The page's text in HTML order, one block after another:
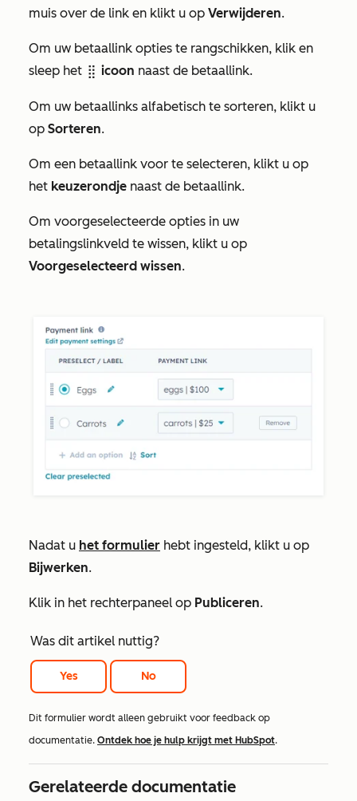
muis over de link en klikt u op Verwijderen.
Om uw betaallink opties te rangschikken, klik en
sleep het dragHandle icoon naast de betaallink.
Om uw betaallinks alfabetisch te sorteren, klikt u
op Sorteren.
Om een betaallink voor te selecteren, klikt u op
het keuzerondje naast de betaallink.
Om voorgeselecteerde opties in uw
betalingslinkveld te wissen, klikt u op
Voorgeselecteerd wissen.
Nadat u het formulier hebt ingesteld, klikt u op
Bijwerken.
Klik in het rechterpaneel op Publiceren.
Was dit artikel nuttig?
Yes No
Dit formulier wordt alleen gebruikt voor feedback op
documentatie. Ontdek hoe je hulp krijgt met HubSpot.
Gerelateerde documentatie